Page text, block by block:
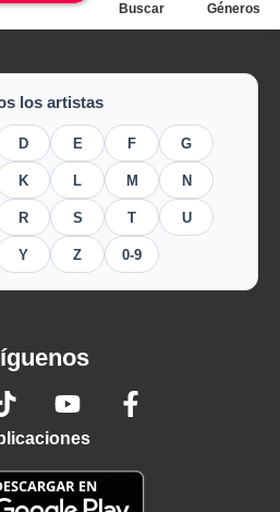
los artistas
D E F G
K L M N
R S T U
Y Z 0-9
Buscar Géneros